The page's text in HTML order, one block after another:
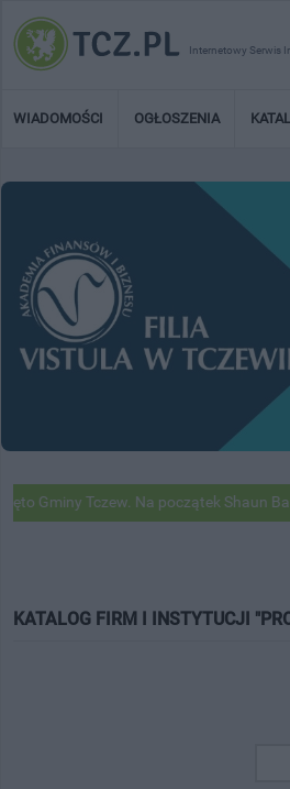
Internetowy Serwis
WIADOMOŚCI OGŁOSZENIA
Gminy Tczew. Na początek Shaun Baker
KATALOG FIRM I INSTYTUCJI